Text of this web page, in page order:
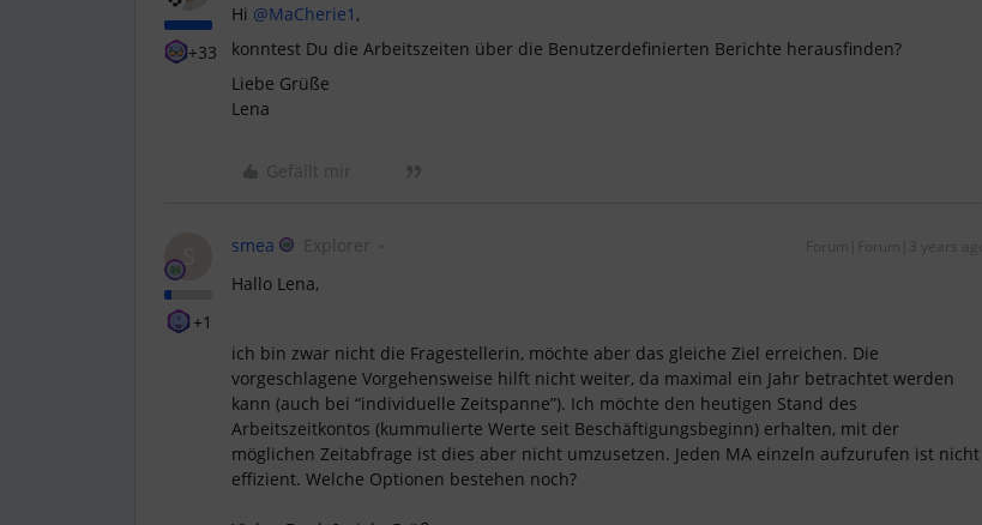
+33
Hi @MaCherie1 ,
konntest Du die Arbeitszeiten über die Benutzerdefinierten Berichte herausfinden?
Liebe Grüße
Lena
Gefällt mir
S
+1
smea Explorer Forum|Forum|3 years ago
Hallo Lena,
ich bin zwar nicht die Fragestellerin, möchte aber das gleiche Ziel erreichen. Die
vorgeschlagene Vorgehensweise hilft nicht weiter, da maximal ein Jahr betrachtet werden
kann (auch bei “individuelle Zeitspanne”). Ich möchte den heutigen Stand des
Arbeitszeitkontos (kummulierte Werte seit Beschäftigungsbeginn) erhalten, mit der
möglichen Zeitabfrage ist dies aber nicht umzusetzen. Jeden MA einzeln aufzurufen ist nicht
effizient. Welche Optionen bestehen noch?